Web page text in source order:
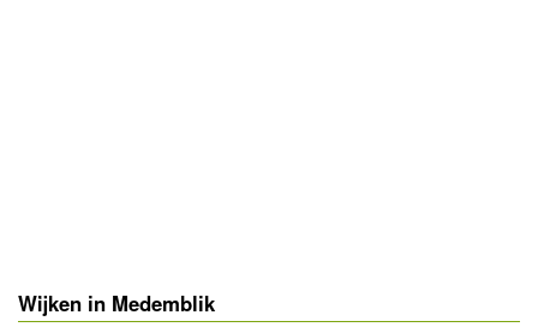
Wijken in Medemblik